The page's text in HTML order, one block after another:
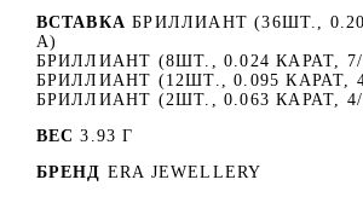
ВСТАВКА БРИЛЛИАНТ (36ШТ.,
А)
БРИЛЛИАНТ (8ШТ., 0.024 КАРАТ,
БРИЛЛИАНТ (12ШТ., 0.095 КАРАТ,
БРИЛЛИАНТ (2ШТ., 0.063 КАРАТ,
ВЕС 3.93 Г
БРЕНД ERA JEWELLERY